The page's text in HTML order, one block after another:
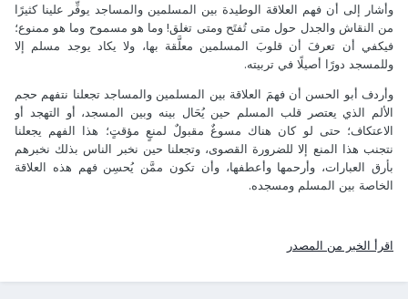
وأشار إلى أن فهم العلاقة الوطيدة بين المسلمين والمساجد يوفِّر علينا كثيرًا
من النقاش والجدل حول متى تُفتَح ومتى تغلق! وما هو مسموح وما هو ممنوع؛
فيكفي أن تعرفَ أن قلوبَ المسلمين معلَّقة بها، ولا يكاد يوجد مسلم إلا
وللمسجد دورًا أصيلًا في تربيته.
وأردف أبو الحسن أن فهمَ العلاقة بين المسلمين والمساجد تجعلنا نتفهم حجم
الألم الذي يعتصر قلب المسلم حين يُحَال بينه وبين المسجد، أو التهجد أو
الاعتكاف؛ حتى لو كان هناك مسوغٌ مقبولٌ لمنعٍ مؤقتٍ؛ هذا الفهم يجعلنا
نتجنب هذا المنع إلا للضرورة القصوى، وتجعلنا حين نخبر الناس بذلك نخبرهم
بأرق العبارات، وأرحمها وأعطفها، وأن تكون ممَّن يُحسِن فهم هذه العلاقة
الخاصة بين المسلم ومسجده.
اقرأ الخبر من المصدر